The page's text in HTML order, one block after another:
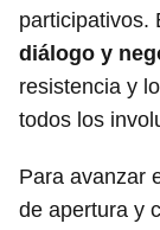
participativos.
diálogo y
resistencia y
todos los
Para avanzar
de apertura y